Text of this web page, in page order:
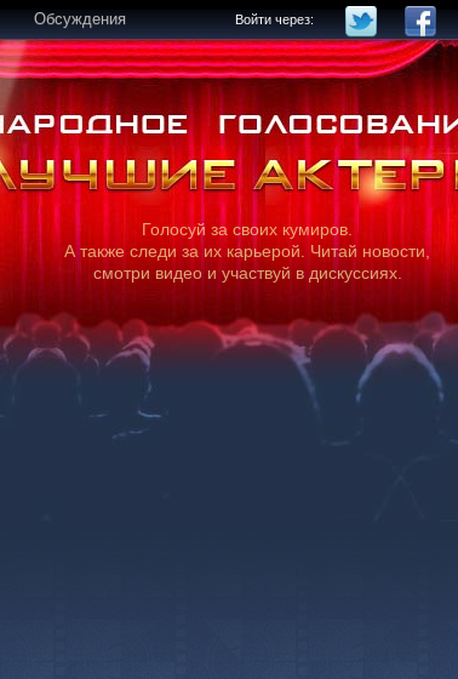
Обсуждения Войти через:
Голосуй за своих кумиров.
А также следи за их карьерой. Читай новости,
смотри видео и участвуй в дискуссиях.